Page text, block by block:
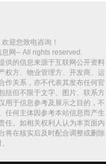
迎您致电咨询！
网-- All rights reserved.
供的信息来源于互联网公开资料
权方、物业管理方、开发商、运
作关系，亦不代表其发布任何官
括但不限于文字、图片、联系方
用于信息参考及展示之目的，不
任何主体因参考本站信息而产生
任。如相关权利人认为本页面内
将在核实后及时配合调整或删除